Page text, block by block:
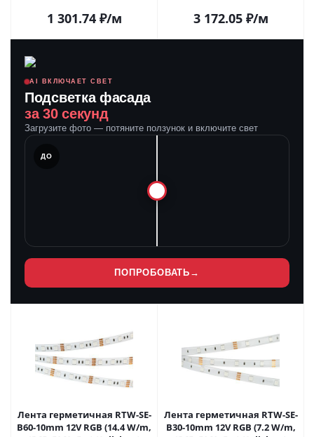
1 301.74₽/м 3 172.05₽/м
AI ВКЛЮЧАЕТ СВЕТ
Подсветка фасада
за 30 секунд
Загрузите фото — потяните ползунок и включите свет
ДО
ПОПРОБОВАТЬ →
Лента герметичная RTW-SE-
B60-10mm 12V RGB (14.4 W/m,
Лента герметичная RTW-SE-
B30-10mm 12V RGB (7.2 W/m,